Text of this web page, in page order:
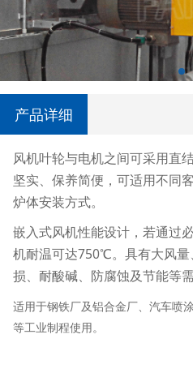
产品详细
风机叶轮与电机之间可采用直
坚实、保养简便，可适用不同
炉体安装方式。
嵌入式风机性能设计，若通过
机耐温可达750℃。 具有大风
损、耐酸碱、防腐蚀及节能等
适用于钢铁厂及铝合金厂、汽车喷
等工业制程使用。